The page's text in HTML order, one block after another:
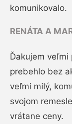
komunikovalo.
RENÁTA A
Ďakujem veľmi
prebehlo bez
veľmi milý,
svojom
vrátane ceny.